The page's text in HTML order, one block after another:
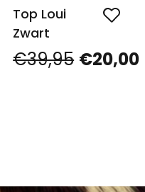
Top Loui
Zwart
€39,95 €20,00